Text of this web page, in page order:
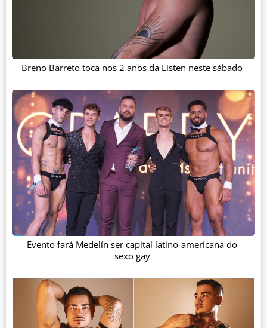
Breno Barreto toca nos 2 anos da Listen neste sábado
Evento fará Medelín ser capital latino-americana do
sexo gay